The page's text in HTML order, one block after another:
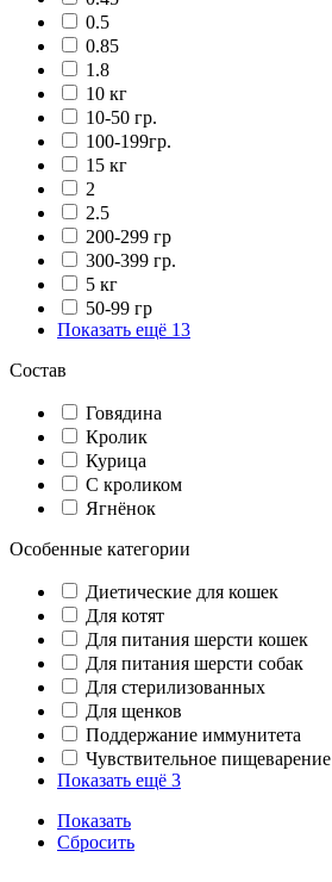
0.5
0.85
1.8
10 кг
10-50 гр.
100-199гр.
15 кг
2
2.5
200-299 гр
300-399 гр.
5 кг
50-99 гр
Показать ещё 13
Состав
Говядина
Кролик
Курица
С кроликом
Ягнёнок
Особенные категории
Диетические для кошек
Для котят
Для питания шерсти кошек
Для питания шерсти собак
Для стерилизованных
Для щенков
Поддержание иммунитета
Чувствительное пищеварение
Показать ещё 3
Показать
Сбросить